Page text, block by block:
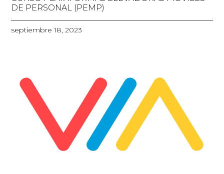
DE PERSONAL (PEMP)
septiembre 18, 2023